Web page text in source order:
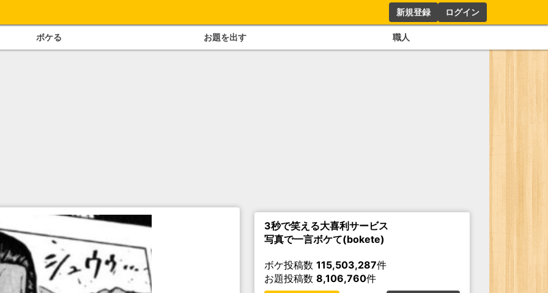
新規登録 ログイン
ボケる お題を出す 職人
3秒で笑える大喜利サービス
写真で一言ボケて(bokete)
ボケ投稿数 115,503,287件
お題投稿数 8,106,760件